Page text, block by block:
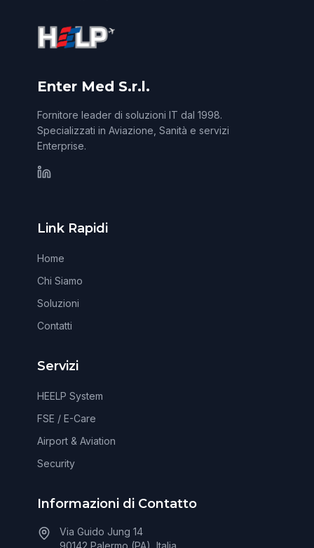
Enter Med S.r.l.
Fornitore leader di soluzioni IT dal 1998.
Specializzati in Aviazione, Sanità e servizi
Enterprise.
Link Rapidi
Home
Chi Siamo
Soluzioni
Contatti
Servizi
HEELP System
FSE / E-Care
Airport & Aviation
Security
Informazioni di Contatto
Via Guido Jung 14
90142 Palermo (PA), Italia